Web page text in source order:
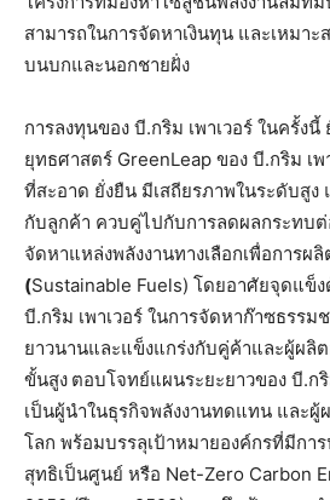
สามารถในการจัดหาเงินทุน และเหมา
บนบกและนอกชายฝั่ง
การลงทุนของ บี.กริม เพาเวอร์ ในครั้ง
ยุทธศาสตร์ GreenLeap ของ บี.กริม เ
ที่สะอาด ยั่งยืน มีเสถียรภาพในระดับสูง
กับลูกค้า ควบคู่ไปกับการลดผลกระทบ
จัดหาแหล่งพลังงานทางเลือกเพื่อการผ
(Sustainable Fuels) โดยอาศัยจุดแข็
บี.กริม เพาเวอร์ ในการจัดหาก๊าซธรร
ยาวนานและแข็งแกร่งกับคู่ค้าและผู้ผลิ
ขั้นสูง ตอบโจทย์แผนระยะยาวของ บี.กริ
เป็นผู้นำในธุรกิจพลังงานทดแทน และผู้
โลก พร้อมบรรลุเป้าหมายองค์กรที่มีกา
สุทธิเป็นศูนย์ หรือ Net-Zero Carbon